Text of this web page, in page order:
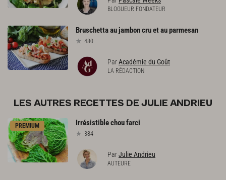
BLOGUEUR FONDATEUR
Bruschettaaujamboncruetauparmesan
480
ParAcadémie du Goût
LA RÉDACTION
LES AUTRES RECETTES DE JULIE ANDRIEU
PREMIUM Irrésistiblechoufarci
384
ParJulie Andrieu
AUTEURE